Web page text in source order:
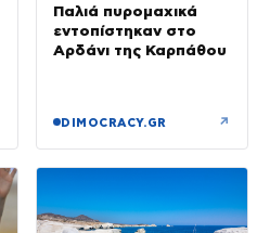
Παλιά πυρομαχικά
εντοπίστηκαν στο
Αρδάνι της Καρπάθου
DIMOCRACY.GR ↗